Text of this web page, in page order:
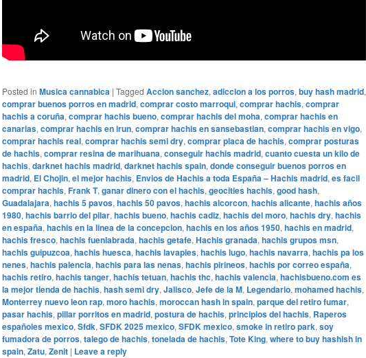
Posted in Musica cannabica | Tagged Accion sanchez, adiccion a los porros, buy hash madrid,
comprar buenos porros en madrid, comprar costo marroqui, comprar hachis, comprar
hachis a coruña, comprar hachis bueno, comprar hachis del moha, comprar hachis en
canarias, comprar hachis en irun, comprar hachis en sansebastian, comprar hachis en vigo,
comprar hachis real, comprar hachis semi dry, comprar placa de hachis, comprar posturas
de hachis, comprar resina de marihuana, conseguir hachis madrid, cuanto cuesta un kilo de
hachis, darknet hachis madrid, darknet hachis spain, donde conseguir buenos porros en
madrid, El Chojin, el mejor hachis, Envios de Hachis a toda España – Hachis madrid, es facil
comprar hachis, Frank T, ganar dinero con el hachis, geocities hachis, good hash,
Guadalajara, hachis 5 pavos, hachis 50 pavos, hachis alcorcon, hachis alicante, hachis años
1980, hachis barrio del pilar, hachis bueno, hachis cadiz, hachis del moro, hachis dry, hachis
en españa, hachis en la linea de la concepcion, hachis en los años 1950, hachis en madrid,
hachis fresco, hachis fuenlabrada, hachis getafe, Hachis granada, hachis grupos msn,
hachis guipuzcoa, hachis huesca, hachis lavapies, hachis lugo, hachis navarra, hachis pa los
nenes, hachis palencia, hachis para las nenas, hachis pirineos, hachis por correo españa,
hachis retiro, hachis tanger, hachis tetuan, hachis thc, hachis valencia, hachisbueno.com es
la mejor tienda de hachis, hash semi dry, Jalisco, Jefe de la M, Legendario, mohamed hachis,
Monterrey nuevo leon rap, moro hachis, moroccan hash in spain, parque del retiro fumar,
pasar hachis, pillar porritos en madrid, postura de hachis, principios del hachis, Raperos
españoles mexico, Sfdk, SFDK 2025 mexico, SFDK mexico, smoke in retiro park, soy
fumadora de porros, talego de hachis, tonelada de hachis, Tote King, where to buy hashish in
spain, Zatu, Zenit | Leave a reply